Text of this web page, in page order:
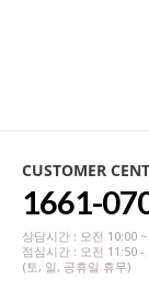
CUSTOMER
1661-
상담시간 : 오전 10:00
점심시간 : 오전 11:50 -
(토, 일, 공휴일 휴무)